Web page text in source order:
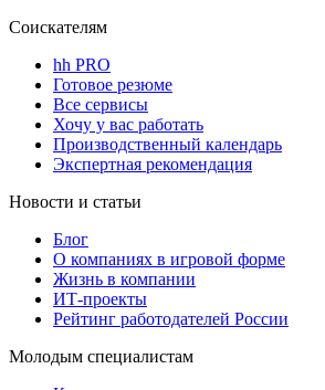
Соискателям
hh PRO
Готовое резюме
Все сервисы
Хочу у вас работать
Производственный календарь
Экспертная рекомендация
Новости и статьи
Блог
О компаниях в игровой форме
Жизнь в компании
ИТ-проекты
Рейтинг работодателей России
Молодым специалистам